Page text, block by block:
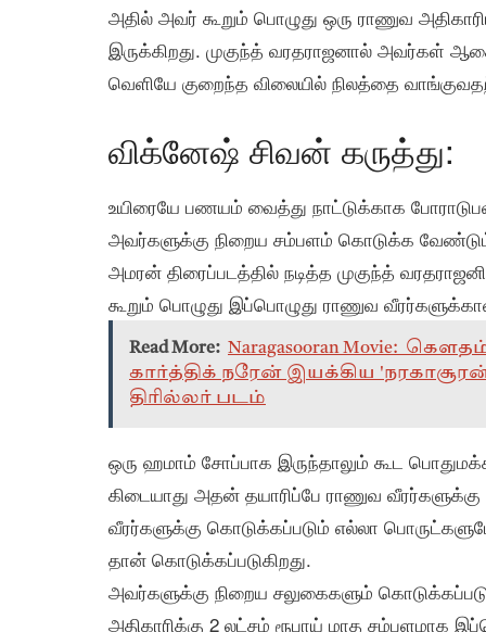
அதில் அவர் கூறும் பொழுது ஒரு ராணுவ
இருக்கிறது. முகுந்த் வரதராஜனால் அவர்கள்
வெளியே குறைந்த விலையில் நிலத்தை
விக்னேஷ் சிவன் கருத்து:
உயிரையே பணயம் வைத்து நாட்டுக்காக
அவர்களுக்கு நிறைய சம்பளம் கொடுக்க வேண்டும்
அமரன் திரைப்படத்தில் நடித்த முகுந்த்
கூறும் பொழுது இப்பொழுது ராணுவ
Read More: Naragasooran Movie:
கார்த்திக் நரேன் இயக்கிய
திரில்லர் படம்
ஒரு ஹமாம் சோப்பாக இருந்தாலும் கூட
கிடையாது அதன் தயாரிப்பே ராணுவ வீரர்களுக்கு
வீரர்களுக்கு கொடுக்கப்படும் எல்லா
தான் கொடுக்கப்படுகிறது.
அவர்களுக்கு நிறைய சலுகைகளும்
அதிகாரிக்கு 2 லட்சம் ரூபாய் மாத சம்பளமாக